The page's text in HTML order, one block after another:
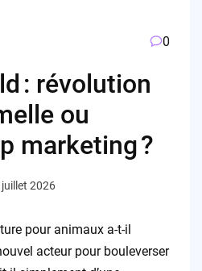
0
: révolution
ou
marketing ?
juillet 2026
pour animaux a-t-il
acteur pour bouleverser